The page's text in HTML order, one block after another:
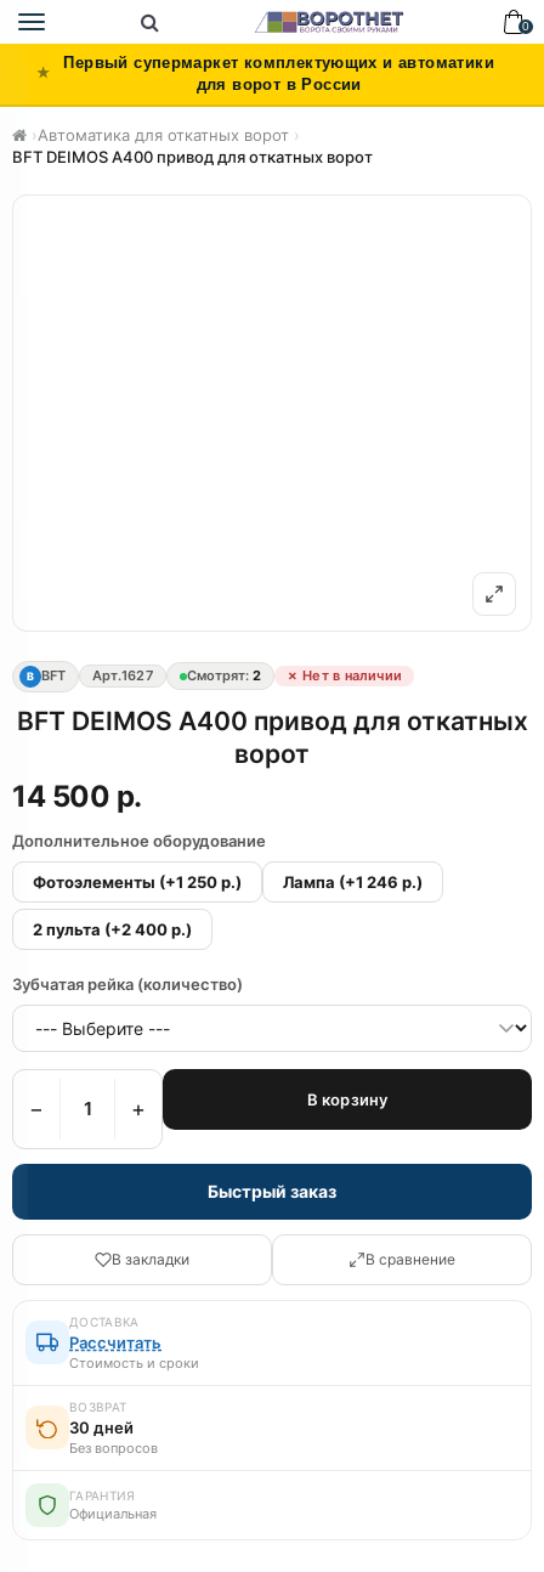
Toggle
navigation
0
Первый супермаркет комплектующих и автоматики
для ворот в России
›Автоматика для откатных ворот ›
BFT DEIMOS A400 привод для откатных ворот
B BFT Арт.1627 Смотрят: 2 ✗ Нет в наличии
BFT DEIMOS A400 привод для откатных
ворот
14 500 р.
Дополнительное оборудование
Фотоэлементы (+1 250 р.) Лампа (+1 246 р.)
2 пульта (+2 400 р.)
Зубчатая рейка (количество)
− + В корзину
Быстрый заказ
В закладки В сравнение
ДОСТАВКА
Рассчитать
Стоимость и сроки
ВОЗВРАТ
30 дней
Без вопросов
ГАРАНТИЯ
Официальная